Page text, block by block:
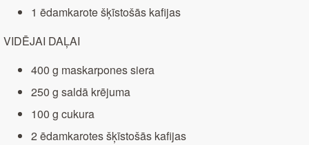
1 ēdamkarote šķīstošās kafijas
VIDĒJAI DAĻAI
400 g maskarpones siera
250 g saldā krējuma
100 g cukura
2 ēdamkarotes šķīstošās kafijas